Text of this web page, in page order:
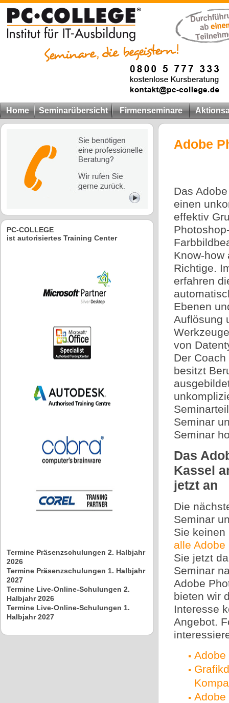
Home Seminarübersicht Firmenseminare
PC-COLLEGE
ist autorisiertes Training Center
Termine Präsenzschulungen 2. Halbjahr
2026
Termine Präsenzschulungen 1. Halbjahr
2027
Termine Live-Online-Schulungen 2.
Halbjahr 2026
Termine Live-Online-Schulungen 1.
Halbjahr 2027
Adobe
Das
einen
effektiv
Know-how
Richtige.
erfahren
Ebenen
Auflösung
von
Der
besitzt
Seminar
Seminar
Das
Kassel
jetzt an
Die
Seminar
Sie
alle
Sie jetzt
Seminar
Adobe
bieten wir
Interesse
Angebot.
Adobe
Adobe